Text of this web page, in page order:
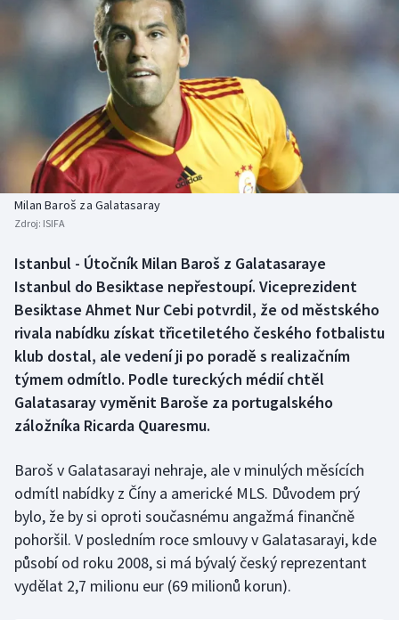
DALŠÍ SPORTY
Americký fotbal
Baseball a softbal
Basketbal
Biatlon
Box
Curling
Dostihy
Florbal
Futsal
Golf
Gymnastika
Házená
NEPŘEHLÉDNĚTE
Soutěže
Historické návraty
Aplikace ČT sport
Milan Baroš za Galatasaray
Zdroj: ISIFA
Istanbul - Útočník Milan Baroš z Galatasaraye
Istanbul do Besiktase nepřestoupí. Viceprezident
Besiktase Ahmet Nur Cebi potvrdil, že od městského
rivala nabídku získat třicetiletého českého fotbalistu
klub dostal, ale vedení ji po poradě s realizačním
týmem odmítlo. Podle tureckých médií chtěl
Galatasaray vyměnit Baroše za portugalského
záložníka Ricarda Quaresmu.
Baroš v Galatasarayi nehraje, ale v minulých měsících
odmítl nabídky z Číny a americké MLS. Důvodem prý
bylo, že by si oproti současnému angažmá finančně
pohoršil. V posledním roce smlouvy v Galatasarayi, kde
působí od roku 2008, si má bývalý český reprezentant
vydělat 2,7 milionu eur (69 milionů korun).